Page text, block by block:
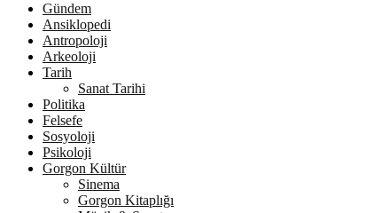
Gündem
Ansiklopedi
Antropoloji
Arkeoloji
Tarih
Sanat Tarihi
Politika
Felsefe
Sosyoloji
Psikoloji
Gorgon Kültür
Sinema
Gorgon Kitaplığı